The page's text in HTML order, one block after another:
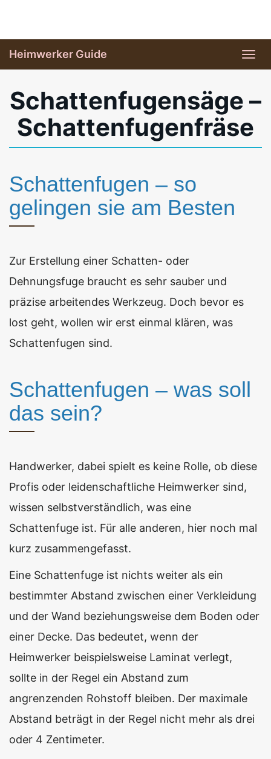
main
content
Heimwerker Guide
Schattenfugensäge –
Schattenfugenfräse
Schattenfugen – so
gelingen sie am Besten
Zur Erstellung einer Schatten- oder
Dehnungsfuge braucht es sehr sauber und
präzise arbeitendes Werkzeug. Doch bevor es
lost geht, wollen wir erst einmal klären, was
Schattenfugen sind.
Schattenfugen – was soll
das sein?
Handwerker, dabei spielt es keine Rolle, ob diese
Profis oder leidenschaftliche Heimwerker sind,
wissen selbstverständlich, was eine
Schattenfuge ist. Für alle anderen, hier noch mal
kurz zusammengefasst.
Eine Schattenfuge ist nichts weiter als ein
bestimmter Abstand zwischen einer Verkleidung
und der Wand beziehungsweise dem Boden oder
einer Decke. Das bedeutet, wenn der
Heimwerker beispielsweise Laminat verlegt,
sollte in der Regel ein Abstand zum
angrenzenden Rohstoff bleiben. Der maximale
Abstand beträgt in der Regel nicht mehr als drei
oder 4 Zentimeter.